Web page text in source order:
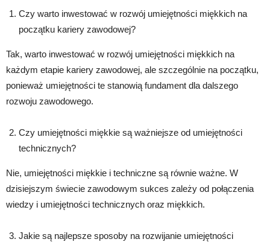
Czy warto inwestować w rozwój umiejętności miękkich na
początku kariery zawodowej?
Tak, warto inwestować w rozwój umiejętności miękkich na
każdym etapie kariery zawodowej, ale szczególnie na początku,
ponieważ umiejętności te stanowią fundament dla dalszego
rozwoju zawodowego.
Czy umiejętności miękkie są ważniejsze od umiejętności
technicznych?
Nie, umiejętności miękkie i techniczne są równie ważne. W
dzisiejszym świecie zawodowym sukces zależy od połączenia
wiedzy i umiejętności technicznych oraz miękkich.
Jakie są najlepsze sposoby na rozwijanie umiejętności